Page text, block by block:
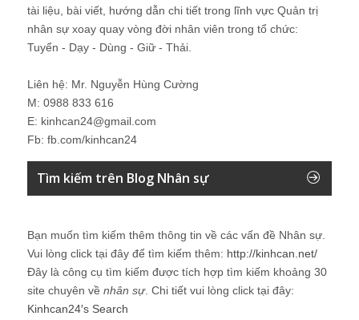
tài liệu, bài viết, hướng dẫn chi tiết trong lĩnh vực Quản trị
nhân sự xoay quay vòng đời nhân viên trong tổ chức:
Tuyển - Dạy - Dùng - Giữ - Thải.
Liên hệ: Mr. Nguyễn Hùng Cường
M: 0988 833 616
E: kinhcan24@gmail.com
Fb: fb.com/kinhcan24
Tìm kiếm trên Blog Nhân sự
Bạn muốn tìm kiếm thêm thông tin về các vấn đề Nhân sự
Vui lòng click tại đây để tìm kiếm thêm: http://kinhcan.net/
Đây là công cụ tìm kiếm được tích hợp tìm kiếm khoảng 30
site chuyên về nhân sự. Chi tiết vui lòng click tại đây:
Kinhcan24′s Search